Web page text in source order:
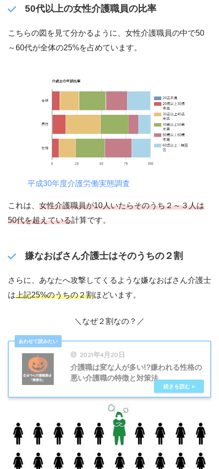
50代以上の女性介護職員の比率
こちらの図を見て分かるように、女性介護職員の中で50
～60代が全体の25%を占めています。
平成30年度介護労働実態調査
これは、 女性介護職員が10人いたらそのうち２～３人は
50代を超えている計算です。
嫌なおばさん介護士はそのうちの２割
さらに、あなたへ攻撃してくるような嫌なおばさん介護士
は上記25%のうちの２割ほどいます。
＼なぜ２割なの？／
2021年4月20日
介護職は変な人が多い!?嫌われる性格の
悪い介護職の特徴と対策法